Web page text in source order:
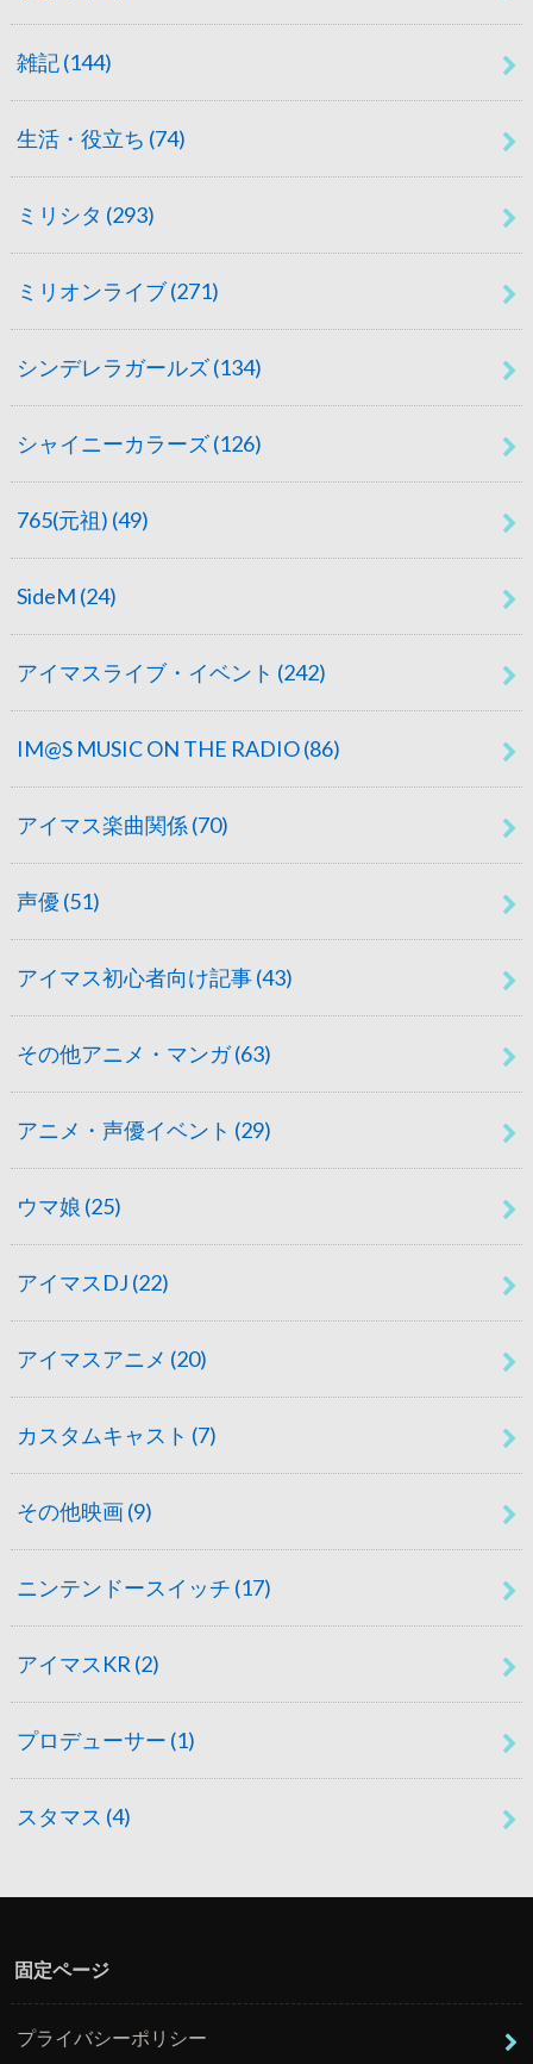
雑記(144)
生活・役立ち (74)
ミリシタ (293)
ミリオンライブ(271)
シンデレラガールズ(134)
シャイニーカラーズ(126)
765(元祖) (49)
SideM (24)
アイマスライブ・イベント (242)
IM@S MUSIC ON THE RADIO(86)
アイマス楽曲関係 (70)
声優 (51)
アイマス初心者向け記事(43)
その他アニメ・マンガ(63)
アニメ・声優イベント (29)
ウマ娘 (25)
アイマスDJ (22)
アイマスアニメ (20)
カスタムキャスト (7)
その他映画(9)
ニンテンドースイッチ (17)
アイマスKR (2)
プロデューサー (1)
スタマス (4)
固定ページ
プライバシーポリシー